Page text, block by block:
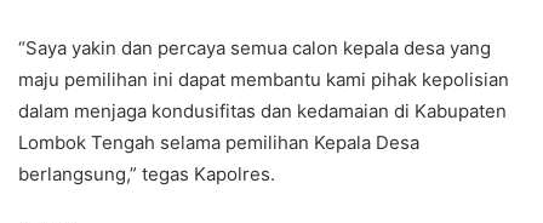
“Saya yakin dan percaya semua calon kepala desa yang
maju pemilihan ini dapat membantu kami pihak kepolisian
dalam menjaga kondusifitas dan kedamaian di Kabupaten
Lombok Tengah selama pemilihan Kepala Desa
berlangsung,” tegas Kapolres.